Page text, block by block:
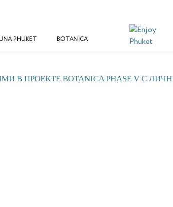
PHUKET BOTANICA
В ПРОЕКТЕ BOTANICA PHASE V С